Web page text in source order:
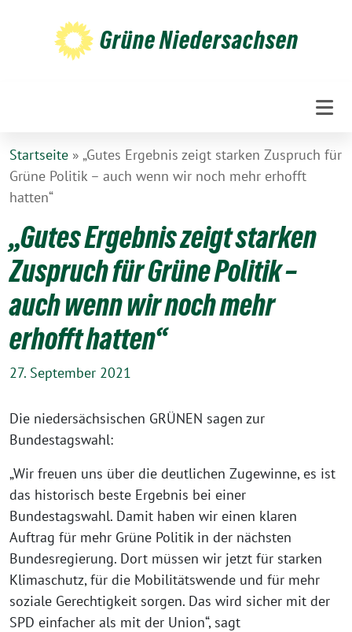
Grüne Niedersachsen
Startseite » „Gutes Ergebnis zeigt starken Zuspruch für
Grüne Politik – auch wenn wir noch mehr erhofft
hatten“
„Gutes Ergebnis zeigt starken
Zuspruch für Grüne Politik –
auch wenn wir noch mehr
erhofft hatten“
27. September 2021
Die niedersächsischen GRÜNEN sagen zur
Bundestagswahl:
„Wir freuen uns über die deutlichen Zugewinne, es ist
das historisch beste Ergebnis bei einer
Bundestagswahl. Damit haben wir einen klaren
Auftrag für mehr Grüne Politik in der nächsten
Bundesregierung. Dort müssen wir jetzt für starken
Klimaschutz, für die Mobilitätswende und für mehr
soziale Gerechtigkeit sorgen. Das wird sicher mit der
SPD einfacher als mit der Union“, sagt